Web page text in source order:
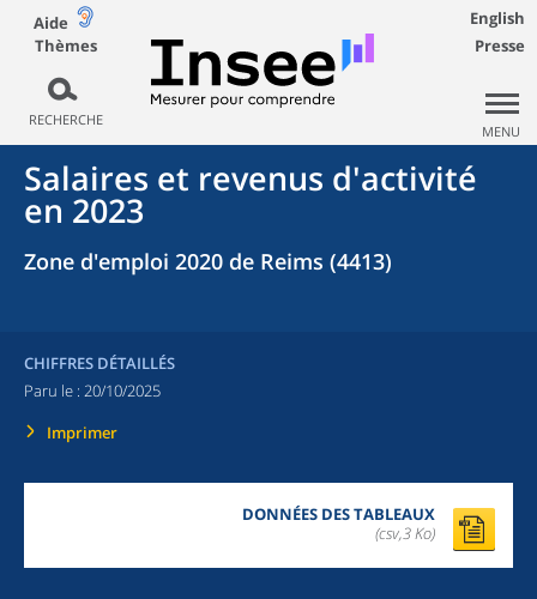
Aide
Thèmes
RECHERCHE
English
Presse
MENU
Salaires et revenus d'activité
en 2023
Zone d'emploi 2020 de Reims (4413)
CHIFFRES DÉTAILLÉS
Paru le : 20/10/2025
Imprimer
DONNÉES DES TABLEAUX
(csv,3 Ko)